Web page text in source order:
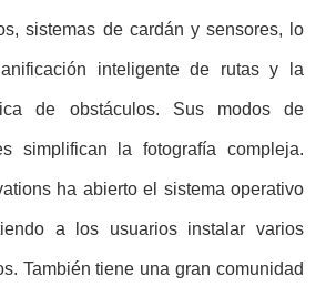
sistemas de cardán y sensores, lo
inteligente de rutas y la
de obstáculos. Sus modos de
simplifican la fotografía compleja.
ha abierto el sistema operativo
a los usuarios instalar varios
También tiene una gran comunidad